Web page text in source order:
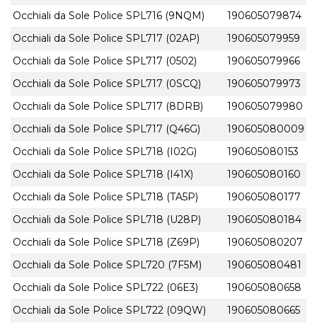
Occhiali da Sole Police SPL716 (9NQM)
190605079874
Occhiali da Sole Police SPL717 (02AP)
190605079959
Occhiali da Sole Police SPL717 (0502)
190605079966
Occhiali da Sole Police SPL717 (0SCQ)
190605079973
Occhiali da Sole Police SPL717 (8DRB)
190605079980
Occhiali da Sole Police SPL717 (Q46G)
190605080009
Occhiali da Sole Police SPL718 (I02G)
190605080153
Occhiali da Sole Police SPL718 (I41X)
190605080160
Occhiali da Sole Police SPL718 (TA5P)
190605080177
Occhiali da Sole Police SPL718 (U28P)
190605080184
Occhiali da Sole Police SPL718 (Z69P)
190605080207
Occhiali da Sole Police SPL720 (7F5M)
190605080481
Occhiali da Sole Police SPL722 (06E3)
190605080658
Occhiali da Sole Police SPL722 (09QW)
190605080665